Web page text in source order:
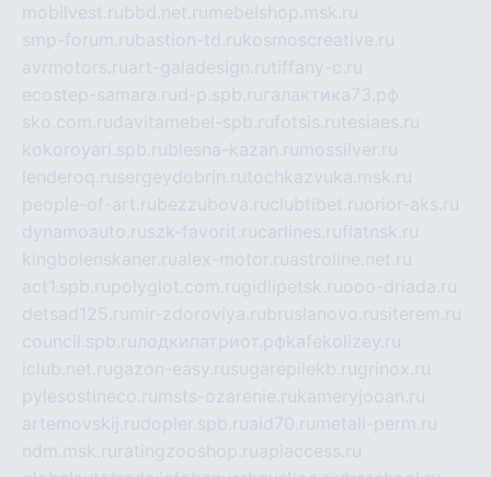
mobilvest.rubbd.net.ru mebelshop.msk.ru
smp-forum.rubastion-td.rukosmoscreative.ru
avrmotors.ruart-galadesign.rutiffany-c.ru
ecostep-samara.rud-p.spb.ru галактика73.рф
sko.com.rudavitamebel-spb.rufotsis.rutesiaes.ru
kokoroyari.spb.rublesna-kazan.ru mossilver.ru
lenderoq.rusergeydobrin.rutochkazvuka.msk.ru
people-of-art.rubezzubova.ruclubtibet.ruorior-aks.ru
dynamoauto.ruszk-favorit.rucarlines.ruflatnsk.ru
kingbolenskaner.rualex-motor.ruastroline.net.ru
act1.spb.rupolyglot.com.rugidlipetsk.ruooo-driada.ru
detsad125.ru mir-zdoroviya.rubruslanovo.rusiterem.ru
council.spb.ruлодкипатриот.рфkafekolizey.ru
iclub.net.rugazon-easy.rusugarepilekb.rugrinox.ru
pylesostineco.ru msts-ozarenie.rukameryjooan.ru
artemovskij.rudopler.spb.ruaid70.ru metall-perm.ru
ndm.msk.ru ratingzooshop.ruapiaccess.ru